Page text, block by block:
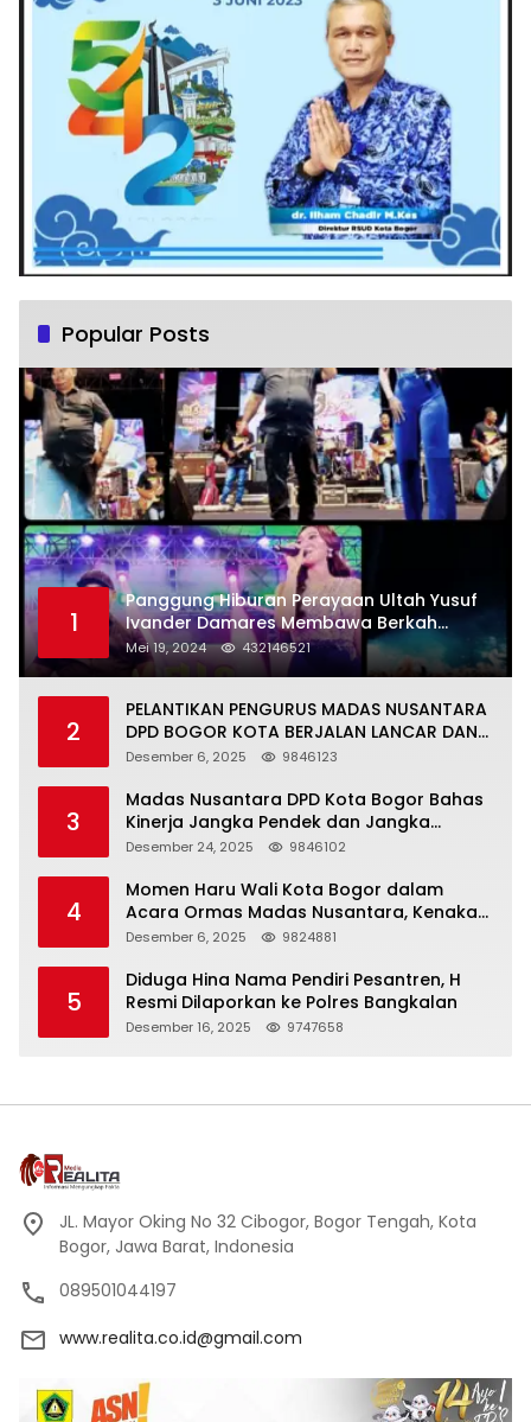
Popular Posts
1
Panggung Hiburan Perayaan Ultah Yusuf
Ivander Damares Membawa Berkah
Warga Kejapanan
Mei 19, 2024 432146521
2
PELANTIKAN PENGURUS MADAS NUSANTARA
DPD BOGOR KOTA BERJALAN LANCAR DAN
KHIDMAT
Desember 6, 2025 9846123
3
Madas Nusantara DPD Kota Bogor Bahas
Kinerja Jangka Pendek dan Jangka
Panjang
Desember 24, 2025 9846102
4
Momen Haru Wali Kota Bogor dalam
Acara Ormas Madas Nusantara, Kenakan
Peci Hitam Tinggi sebagai Simbol
Desember 6, 2025 9824881
5
Diduga Hina Nama Pendiri Pesantren, H
Resmi Dilaporkan ke Polres Bangkalan
Desember 16, 2025 9747658
JL. Mayor Oking No 32 Cibogor, Bogor Tengah, Kota
Bogor, Jawa Barat, Indonesia
089501044197
www.realita.co.id@gmail.com